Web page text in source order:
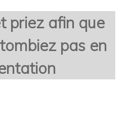
priez afin que
pas en